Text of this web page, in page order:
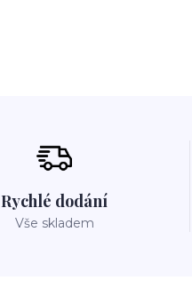
Rychlé dodání
Vše skladem